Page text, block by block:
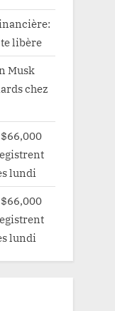
libère
Musk
chez
lundi
lundi